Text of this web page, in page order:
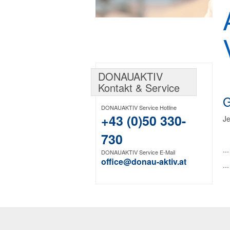
...
...
DONAUAKTIV
Kontakt & Service
DONAUAKTIV Service Hotline
+43 (0)50 330-
730
DONAUAKTIV Service E-Mail
office@donau-aktiv.at